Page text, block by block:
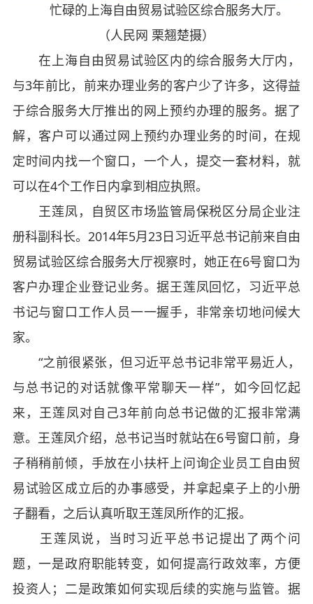
忙碌的上海自由贸易试验区综合服务大厅。
（人民网 栗翘楚摄）
在上海自由贸易试验区内的综合服务大厅内，
与3年前比，前来办理业务的客户少了许多，这得益
于综合服务大厅推出的网上预约办理的服务。据了
解，客户可以通过网上预约办理业务的时间，在规
定时间内找一个窗口，一个人，提交一套材料，就
可以在4个工作日内拿到相应执照。
王莲凤，自贸区市场监管局保税区分局企业注
册科副科长。2014年5月23日习近平总书记前来自由
贸易试验区综合服务大厅视察时，她正在6号窗口为
客户办理企业登记业务。据王莲凤回忆，习近平总
书记与窗口工作人员一一握手，非常亲切地问候大
家。
“之前很紧张，但习近平总书记非常平易近人，
与总书记的对话就像平常聊天一样”，如今回忆起
来，王莲凤对自己3年前向总书记做的汇报非常满
意。王莲凤介绍，总书记当时就站在6号窗口前，身
子稍稍前倾，手放在小扶杆上问询企业员工自由贸
易试验区成立后的办事感受，并拿起桌子上的小册
子翻看，之后认真听取王莲凤所作的汇报。
王莲凤说，当时习近平总书记提出了两个问
题，一是政府职能转变，如何提高行政效率，方便
投资人；二是政策如何实现后续的实施与监管。据